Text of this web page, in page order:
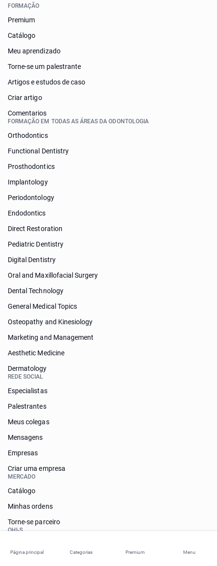
Página principal Categorias Premium Menu
FORMAÇÃO
Premium
Catálogo
Meu aprendizado
Torne-se um palestrante
Artigos e estudos de caso
Criar artigo
Comentarios
FORMAÇÃO EM TODAS AS ÁREAS DA ODONTOLOGIA
Orthodontics
Functional Dentistry
Prosthodontics
Implantology
Periodontology
Endodontics
Direct Restoration
Pediatric Dentistry
Digital Dentistry
Oral and Maxillofacial Surgery
Dental Technology
General Medical Topics
Osteopathy and Kinesiology
Marketing and Management
Aesthetic Medicine
Dermatology
REDE SOCIAL
Especialistas
Palestrantes
Meus colegas
Mensagens
Empresas
Criar uma empresa
MERCADO
Catálogo
Minhas ordens
Torne-se parceiro
OHI-S